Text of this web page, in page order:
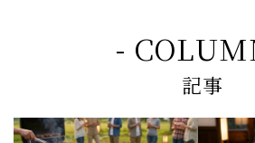
【BBQ(バ
の時期にぴ
米沢牛の
回限定の
すすめ商
-
記事